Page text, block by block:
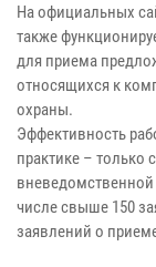
На официальных
также
для приема
относящихся к
охраны.
Эффективность
практике – только
числе свыше 150
заявлений о